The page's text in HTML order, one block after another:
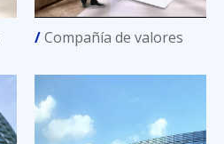
/Compañía de valores